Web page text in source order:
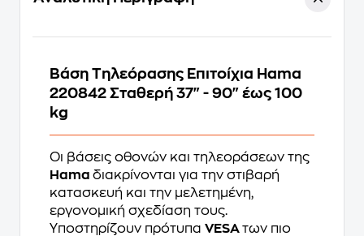
Βάση Τηλεόρασης Επιτοίχια Hama
220842 Σταθερή 37" - 90" έως 100
kg
Οι βάσεις οθονών και τηλεοράσεων της
Hama διακρίνονται για την στιβαρή
κατασκευή και την μελετημένη,
εργονομική σχεδίαση τους.
Υποστηρίζουν πρότυπα VESAτων πιο